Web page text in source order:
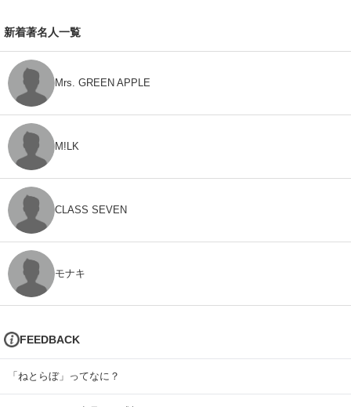
新着著名人一覧
Mrs. GREEN APPLE
M!LK
CLASS SEVEN
モナキ
FEEDBACK
「ねとらぼ」ってなに？